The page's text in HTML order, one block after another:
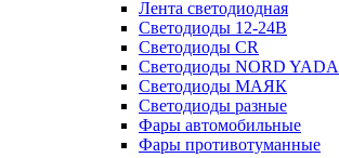
Лента светодиодная
Светодиоды 12-24В
Светодиоды CR
Светодиоды NORD YADA
Светодиоды МАЯК
Светодиоды разные
Фары автомобильные
Фары противотуманные